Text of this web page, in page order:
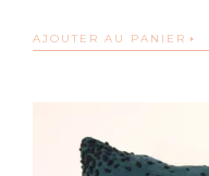
AJOUTER AU PANIER